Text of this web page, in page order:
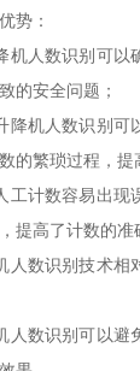
势：
机人数识别可以
的安全问题；
降机人数识别可
的繁琐过程，提
工计数容易出现
提高了计数的准
人数识别技术相
人数识别可以避